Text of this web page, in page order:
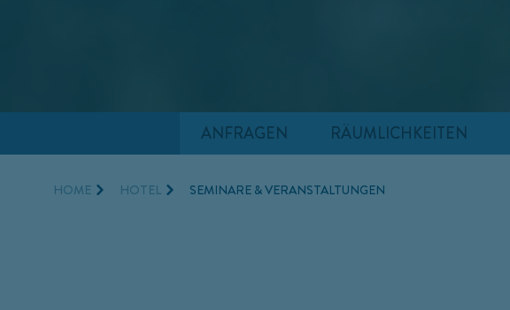
ANFRAGEN RÄUMLICHKEITEN
HOME HOTEL SEMINARE & VERANSTALTUNGEN